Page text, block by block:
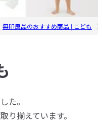
無印良品のおすすめ商品 | こども
た。
り揃えています。